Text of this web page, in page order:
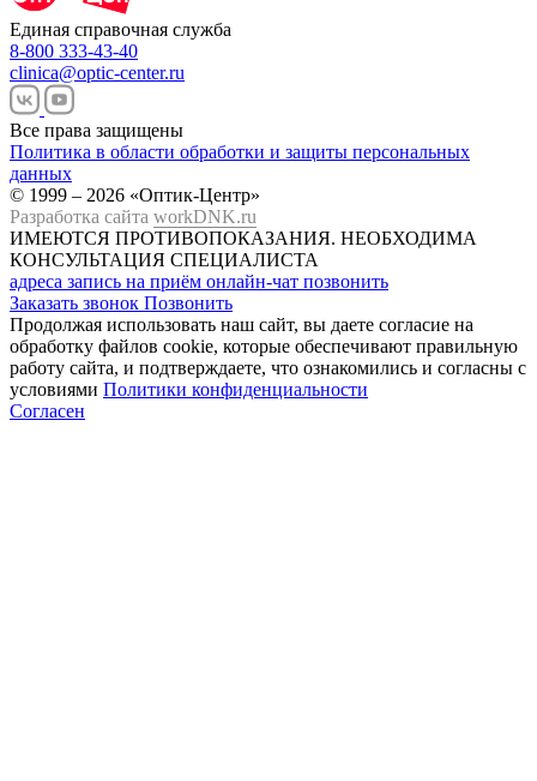
Единая справочная служба
8-800 333-43-40
clinica@optic-center.ru
Все права защищены
Политика в области обработки и защиты персональных
данных
© 1999 – 2026 «Оптик-Центр»
Разработка сайта workDNK.ru
ИМЕЮТСЯ ПРОТИВОПОКАЗАНИЯ. НЕОБХОДИМА
КОНСУЛЬТАЦИЯ СПЕЦИАЛИСТА
адреса запись на приём онлайн-чат позвонить
Заказать звонок Позвонить
Продолжая использовать наш сайт, вы даете согласие на
обработку файлов cookie, которые обеспечивают правильную
работу сайта, и подтверждаете, что ознакомились и согласны с
условиями Политики конфиденциальности
Согласен